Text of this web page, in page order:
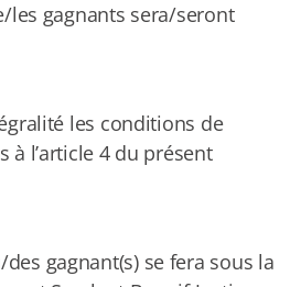
les gagnants sera/seront
les conditions de
à l’article 4 du présent
gagnant(s) se fera sous la